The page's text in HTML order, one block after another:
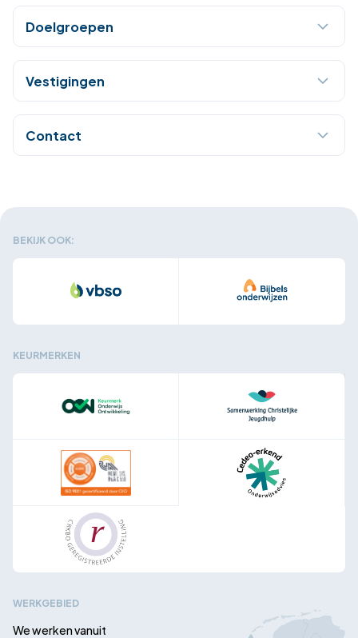
Doelgroepen
Vestigingen
Contact
BEKIJK OOK:
KEURMERKEN
WERKGEBIED
We werken vanuit